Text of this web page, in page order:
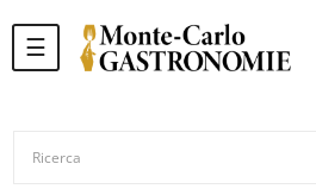
navigazione
Toggle
☰